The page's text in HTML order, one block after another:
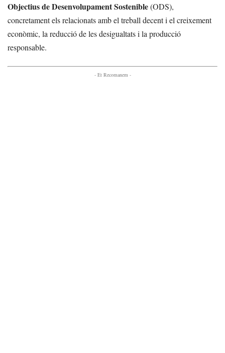
Objectius de Desenvolupament Sostenible(ODS),
concretament els relacionats amb el treball decent i el creixement
econòmic, la reducció de les desigualtats i la producció
responsable.
- Et Recomanem -